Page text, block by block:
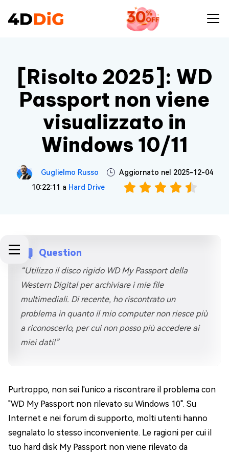
[Risolto 2025]: WD
Passport non viene
visualizzato in
Windows 10/11
Guglielmo Russo
Aggiornato nel 2025-12-04
10:22:11 a Hard Drive
Question
“Utilizzo il disco rigido WD My Passport della
Western Digital per archiviare i mie file
multimediali. Di recente, ho riscontrato un
problema in quanto il mio computer non riesce più
a riconoscerlo, per cui non posso più accedere ai
miei dati!”
Purtroppo, non sei l'unico a riscontrare il problema con
"WD My Passport non rilevato su Windows 10". Su
Internet e nei forum di supporto, molti utenti hanno
segnalato lo stesso inconveniente. Le ragioni per cui il
tuo hard disk My Passport non viene rilevato da